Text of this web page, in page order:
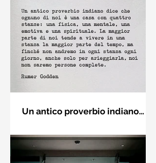
Un antico proverbio indiano
con la macchina per scrivere
ognuno di noi è una casa con quattro
stanze: una fisica, una mentale, una